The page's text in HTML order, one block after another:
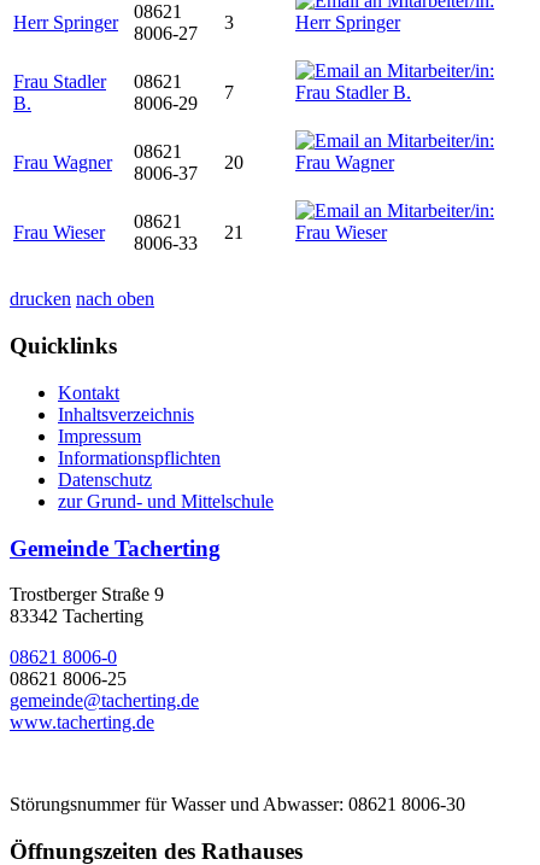
Herr Springer
08621
8006-27
3
Frau Stadler
B.
08621
8006-29
7
Frau Wagner
08621
8006-37
20
Frau Wieser
08621
8006-33
21
drucken nach oben
Quicklinks
Kontakt
Inhaltsverzeichnis
Impressum
Informationspflichten
Datenschutz
zur Grund- und Mittelschule
Gemeinde Tacherting
Trostberger Straße 9
83342 Tacherting
08621 8006-0
08621 8006-25
gemeinde@tacherting.de
www.tacherting.de
Störungsnummer für Wasser und Abwasser: 08621 8006-30
Öffnungszeiten des Rathauses